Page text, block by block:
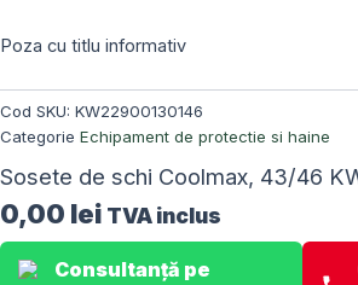
Poza cu titlu informativ
Cod SKU: KW22900130146
Categorie Echipament de protectie si haine
Sosete de schi Coolmax, 43/46
0,00 lei TVA inclus
Consultanță pe